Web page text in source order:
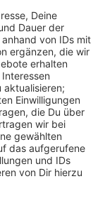
die
und
klingt - bis
noch rund
geht davon
- spätestens
rollen kann.